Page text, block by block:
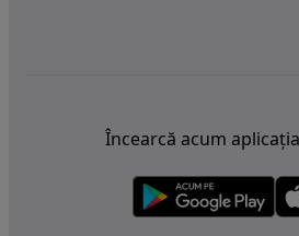
Încearcă acum